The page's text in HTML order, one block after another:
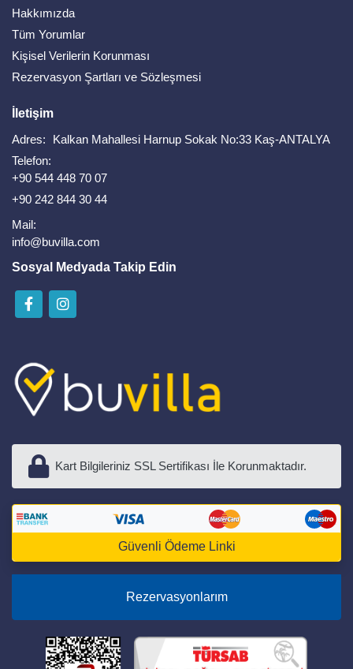
Hakkımızda
Tüm Yorumlar
Kişisel Verilerin Korunması
Rezervasyon Şartları ve Sözleşmesi
İletişim
Adres:
Kalkan Mahallesi Harnup Sokak No:33 Kaş-ANTALYA
Telefon:
+90 544 448 70 07
+90 242 844 30 44
Mail:
info@buvilla.com
Sosyal Medyada Takip Edin
Kart Bilgileriniz SSL Sertifikası İle Korunmaktadır.
Güvenli Ödeme Linki
Rezervasyonlarım